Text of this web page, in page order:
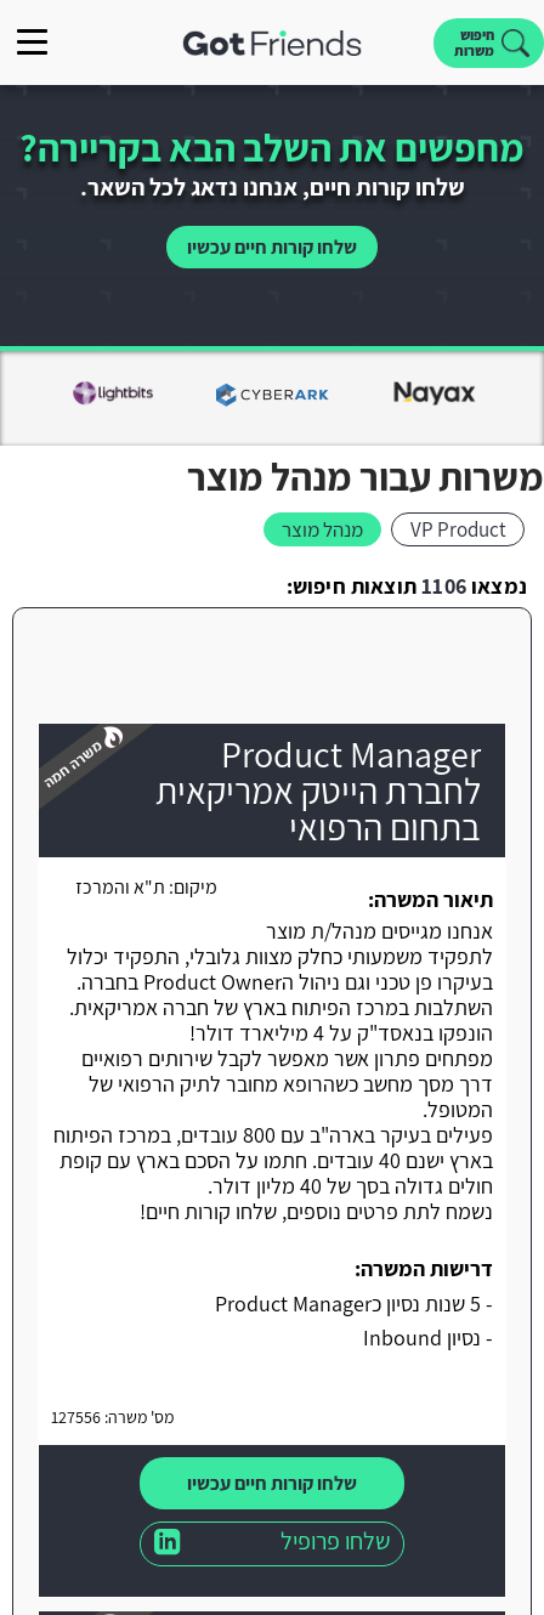
חיפוש
משרות
מחפשים את השלב הבא בקריירה?
שלחו קורות חיים, אנחנו נדאג לכל השאר.
שלחו קורות חיים עכשיו
משרות עבור מנהל מוצר
VP Product מנהל מוצר
נמצאו1106תוצאות חיפוש:
Product Manager
לחברת הייטק אמריקאית
בתחום הרפואי
משרה חמה
מיקום: ת"א והמרכז
תיאור המשרה:
אנחנו מגייסים מנהל/ת מוצר
לתפקיד משמעותי כחלק מצוות גלובלי, התפקיד יכלול
בעיקרו פן טכני וגם ניהול הProduct Owner בחברה.
השתלבות במרכז הפיתוח בארץ של חברה אמריקאית.
הונפקו בנאסד"ק על 4 מיליארד דולר!
מפתחים פתרון אשר מאפשר לקבל שירותים רפואיים
דרך מסך מחשב כשהרופא מחובר לתיק הרפואי של
המטופל.
פעילים בעיקר בארה"ב עם 800 עובדים, במרכז הפיתוח
בארץ ישנם 40 עובדים. חתמו על הסכם בארץ עם קופת
חולים גדולה בסך של 40 מליון דולר.
נשמח לתת פרטים נוספים, שלחו קורות חיים!
דרישות המשרה:
- 5 שנות נסיון כProduct Manager
- נסיון Inbound
מס' משרה: 127556
שלחו קורות חיים עכשיו
שלחו פרופיל